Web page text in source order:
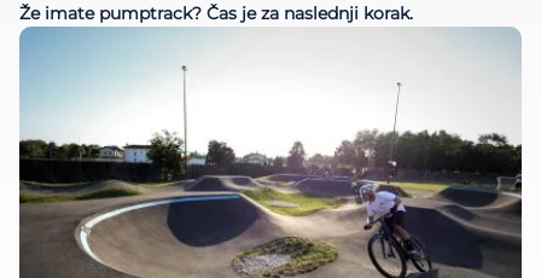
Že imate pumptrack? Čas je za naslednji korak.